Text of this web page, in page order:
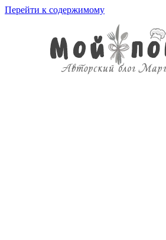
Перейти к содержимому